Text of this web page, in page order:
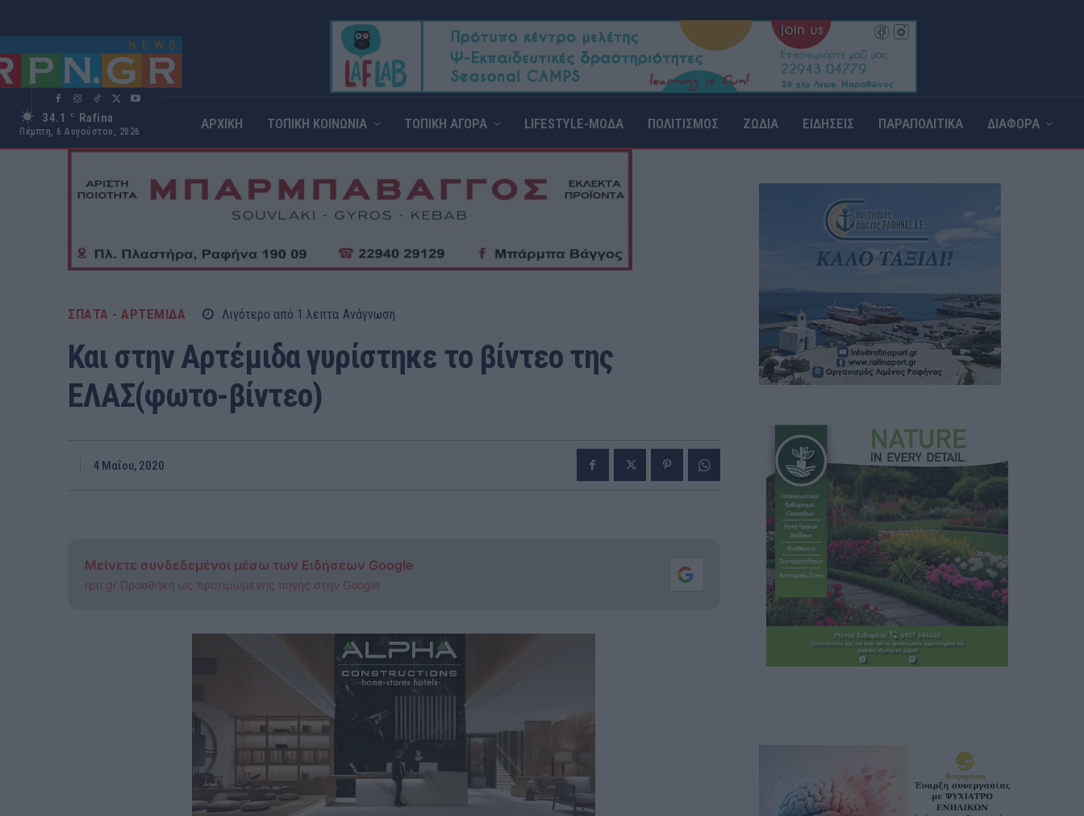
34.1 C Rafina
Πέμπτη, 6 Αυγούστου, 2026 ΑΡΧΙΚΗ ΤΟΠΙΚΗ ΚΟΙΝΩΝΙΑ ΤΟΠΙΚΗ ΑΓΟΡΑ LIFESTYLE-ΜΟΔΑ ΠΟΛΙΤΙΣΜΟΣ ΖΩΔΙΑ ΕΙΔΗΣΕΙΣ ΠΑΡΑΠΟΛΙΤΙΚΑ ΔΙΑΦΟΡΑ
ΣΠΑΤΑ - ΑΡΤΕΜΙΔΑ Λιγότερο από 1 λεπτα Ανάγνωση
Και στην Αρτέμιδα γυρίστηκε το βίντεο της
ΕΛΑΣ(φωτο-βίντεο)
4 Μαΐου, 2020
Μείνετε συνδεδεμένοι μέσω των Ειδήσεων Google
rpn.gr Προσθήκη ως προτιμώμενης πηγής στην Google